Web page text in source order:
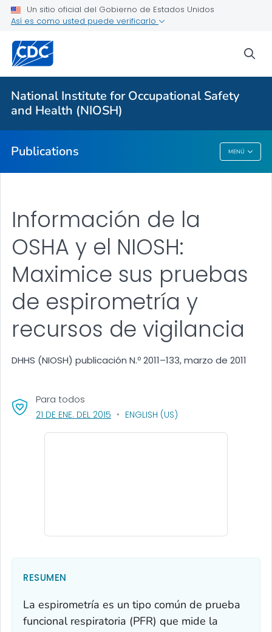
Un sitio oficial del Gobierno de Estados Unidos
Así es como usted puede verificarlo
National Institute for Occupational Safety
and Health (NIOSH)
Publications MENÚ
Workplace Survey Reports
Numbered Communication Products - All
VER TODO
Publications
Información de la
OSHA y el NIOSH:
Maximice sus pruebas
de espirometría y
recursos de vigilancia
DHHS (NIOSH) publicación N.º 2011–133, marzo de 2011
Para todos
21 DE ENE. DEL 2015 , VISIT LINK FOR DETAILS.
ENGLISH (US)
RESUMEN
La espirometría es un tipo común de prueba
funcional respiratoria (PFR) que mide la